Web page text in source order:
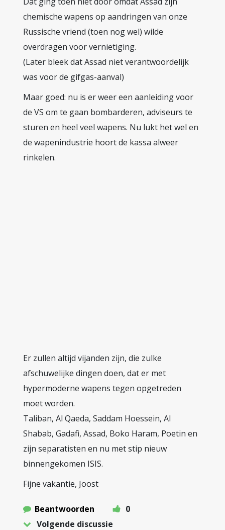
chemische wapens op aandringen van onze
Russische vriend (toen nog wel) wilde
overdragen voor vernietiging.
(Later bleek dat Assad niet verantwoordelijk
was voor de gifgas-aanval)
Maar goed: nu is er weer een aanleiding voor
de VS om te gaan bombarderen, adviseurs te
sturen en heel veel wapens. Nu lukt het wel en
de wapenindustrie hoort de kassa alweer
rinkelen.
Er zullen altijd vijanden zijn, die zulke
afschuwelijke dingen doen, dat er met
hypermoderne wapens tegen opgetreden
moet worden.
Taliban, Al Qaeda, Saddam Hoessein, Al
Shabab, Gadafi, Assad, Boko Haram, Poetin en
zijn separatisten en nu met stip nieuw
binnengekomen ISIS.
Fijne vakantie, Joost
Beantwoorden
0
Volgende discussie